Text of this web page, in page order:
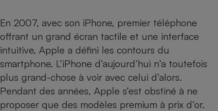
En 2007, avec son iPhone, premier téléphone
offrant un grand écran tactile et une interface
intuitive, Apple a défini les contours du
smartphone. L’iPhone d’aujourd’hui n’a toutefois
plus grand-chose à voir avec celui d’alors.
Pendant des années, Apple s’est obstiné à ne
proposer que des modèles premium à prix d’or.